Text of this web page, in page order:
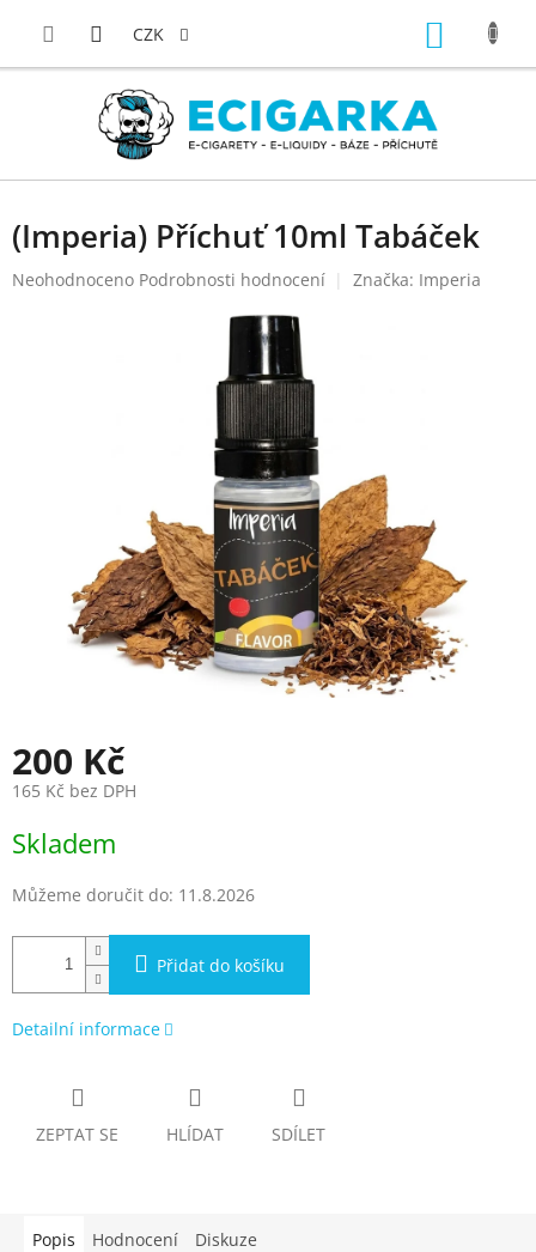
CZK
(Imperia) Příchuť 10ml Tabáček
Průměrné
Neohodnoceno Podrobnosti hodnocení Značka: Imperia
200 Kč
165 Kč bez DPH
cena:
Skladem
Můžeme doručit do: 11.8.2026
Přidat do košíku
Detailní informace
ZEPTAT SE HLÍDAT SDÍLET
Popis Hodnocení Diskuze